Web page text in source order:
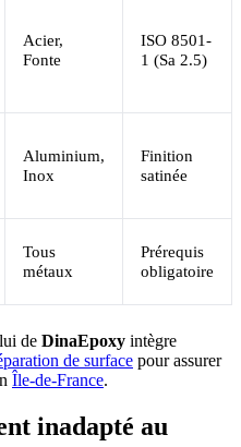
Acier,
Fonte
ISO 8501-
1 (Sa 2.5)
Aluminium,
Inox
Finition
satinée
Tous
métaux
Prérequis
obligatoire
de DinaEpoxy intègre
de surface pour assurer
Île-de-France.
inadapté au